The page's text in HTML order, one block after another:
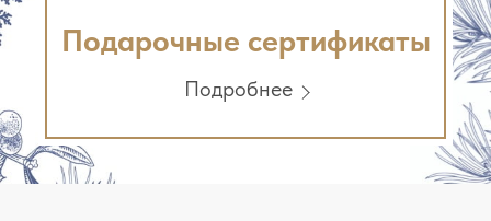
Подарочные сертификаты
Подробнее